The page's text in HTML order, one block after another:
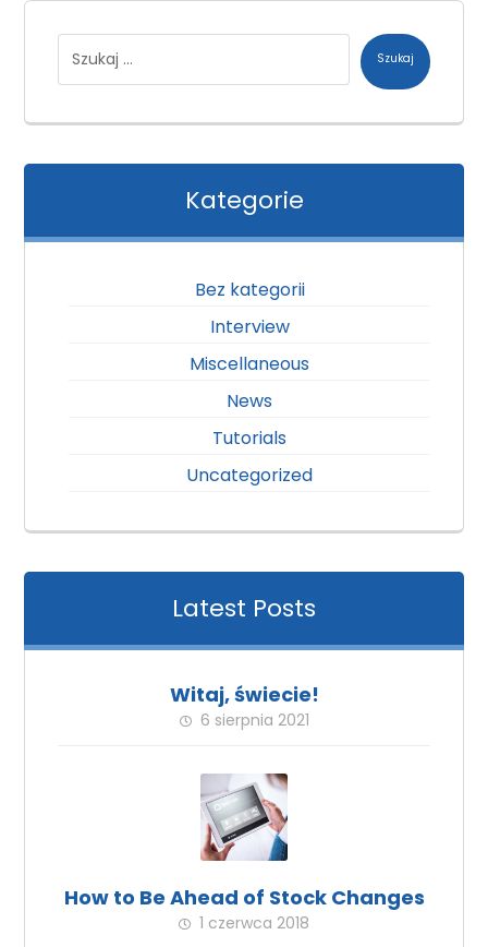
Szukaj
Kategorie
Bez kategorii
Interview
Miscellaneous
News
Tutorials
Uncategorized
Latest Posts
Witaj, świecie!
6 sierpnia 2021
How to Be Ahead of Stock Changes
1 czerwca 2018